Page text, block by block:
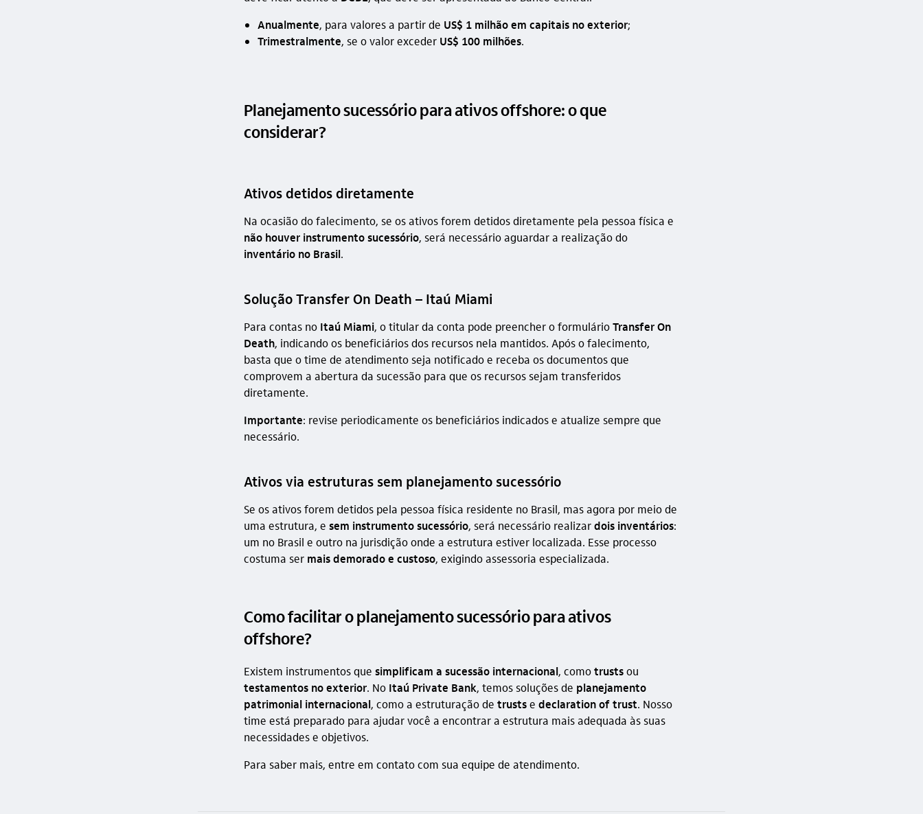
Anualmente, para valores a partir de US$ 1 milhão em capitais no exterior;
Trimestralmente, se o valor exceder US$ 100 milhões.
Planejamento sucessório para ativos offshore: o que
considerar?
Ativos detidos diretamente
Na ocasião do falecimento, se os ativos forem detidos diretamente pela pessoa física e
não houver instrumento sucessório, será necessário aguardar a realização do
inventário no Brasil.
Solução Transfer On Death – Itaú Miami
Para contas no Itaú Miami, o titular da conta pode preencher o formulárioTransfer On
Death, indicando os beneficiários dos recursos nela mantidos. Após o falecimento,
basta que o time de atendimento seja notificado e receba os documentos que
comprovem a abertura da sucessão para que os recursos sejam transferidos
diretamente.
Importante: revise periodicamente os beneficiários indicados e atualize sempre que
necessário.
Ativos via estruturas sem planejamento sucessório
Se os ativos forem detidos pela pessoa física residente no Brasil, mas agora por meio de
uma estrutura, e sem instrumento sucessório, será necessário realizardois inventários:
um no Brasil e outro na jurisdição onde a estrutura estiver localizada. Esse processo
costuma ser mais demorado e custoso, exigindo assessoria especializada.
Como facilitar o planejamento sucessório para ativos
offshore?
Existem instrumentos que simplificam a sucessão internacional, comotrustsou
testamentos no exterior. No Itaú Private Bank, temos soluções de planejamento
patrimonial internacional, como a estruturação de trustse declaration of trust. Nosso
time está preparado para ajudar você a encontrar a estrutura mais adequada às suas
necessidades e objetivos.
Para saber mais, entre em contato com sua equipe de atendimento.